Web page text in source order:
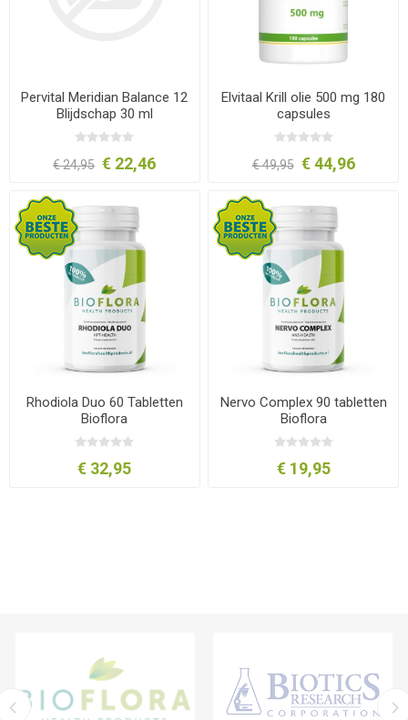
Pervital Meridian Balance 12
Blijdschap 30 ml
€ 24,95 € 22,46
Elvitaal Krill olie 500 mg 180
capsules
€ 49,95 € 44,96
Rhodiola Duo 60 Tabletten
Bioflora
€ 32,95
Nervo Complex 90 tabletten
Bioflora
€ 19,95